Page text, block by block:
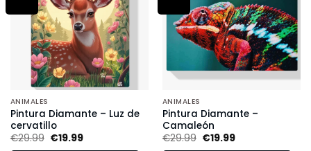
ANIMALES
Pintura Diamante – Luz de
cervatillo
€29.99 €19.99
ANIMALES
Pintura Diamante –
Camaleón
€29.99 €19.99